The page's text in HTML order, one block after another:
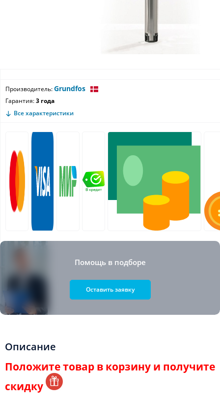
Производитель:Grundfos
Гарантия:3 года
Все характеристики
Помощь в подборе
Оставить заявку
Описание
Положите товар в корзину и получите
скидку